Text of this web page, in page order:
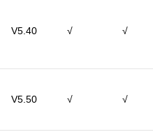
V5.40 √ √
V5.50 √ √